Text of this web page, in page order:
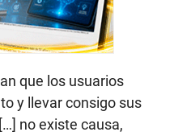
que los usuarios
y llevar consigo sus
no existe causa,